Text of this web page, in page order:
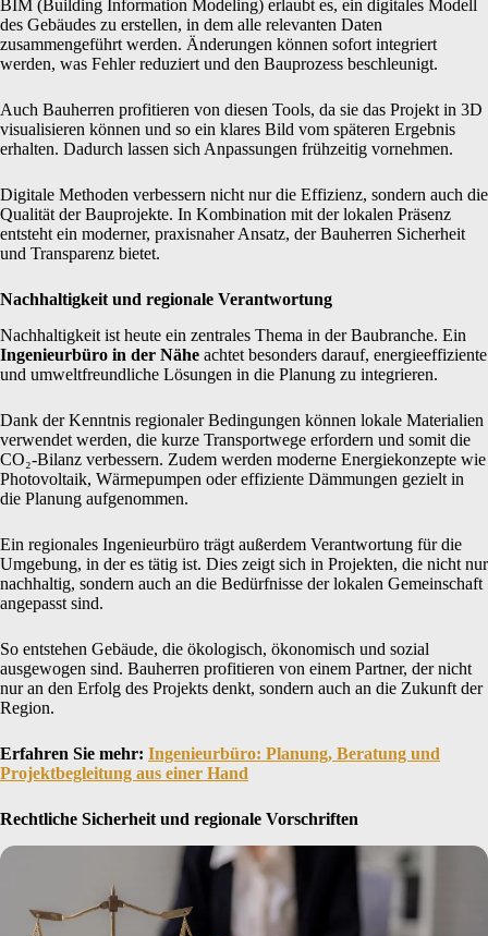
BIM (Building Information Modeling) erlaubt es, ein digitales Modell
des Gebäudes zu erstellen, in dem alle relevanten Daten
zusammengeführt werden. Änderungen können sofort integriert
werden, was Fehler reduziert und den Bauprozess beschleunigt.
Auch Bauherren profitieren von diesen Tools, da sie das Projekt in 3D
visualisieren können und so ein klares Bild vom späteren Ergebnis
erhalten. Dadurch lassen sich Anpassungen frühzeitig vornehmen.
Digitale Methoden verbessern nicht nur die Effizienz, sondern auch die
Qualität der Bauprojekte. In Kombination mit der lokalen Präsenz
entsteht ein moderner, praxisnaher Ansatz, der Bauherren Sicherheit
und Transparenz bietet.
Nachhaltigkeit und regionale Verantwortung
Nachhaltigkeit ist heute ein zentrales Thema in der Baubranche. Ein
Ingenieurbüro in der Nähe achtet besonders darauf, energieeffiziente
und umweltfreundliche Lösungen in die Planung zu integrieren.
Dank der Kenntnis regionaler Bedingungen können lokale Materialien
verwendet werden, die kurze Transportwege erfordern und somit die
CO₂-Bilanz verbessern. Zudem werden moderne Energiekonzepte wie
Photovoltaik, Wärmepumpen oder effiziente Dämmungen gezielt in
die Planung aufgenommen.
Ein regionales Ingenieurbüro trägt außerdem Verantwortung für die
Umgebung, in der es tätig ist. Dies zeigt sich in Projekten, die nicht nur
nachhaltig, sondern auch an die Bedürfnisse der lokalen Gemeinschaft
angepasst sind.
So entstehen Gebäude, die ökologisch, ökonomisch und sozial
ausgewogen sind. Bauherren profitieren von einem Partner, der nicht
nur an den Erfolg des Projekts denkt, sondern auch an die Zukunft der
Region.
Erfahren Sie mehr: Ingenieurbüro: Planung, Beratung und
Projektbegleitung aus einer Hand
Rechtliche Sicherheit und regionale Vorschriften